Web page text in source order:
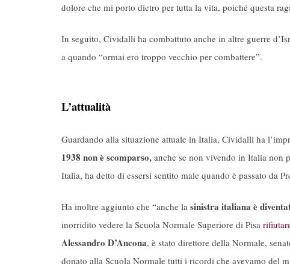
dolore che mi porto dietro per tutta la vita, poiché questa
In seguito, Cividalli ha combattuto anche in altre guerre
a quando “ormai ero troppo vecchio per combattere”.
L’attualità
Guardando alla situazione attuale in Italia, Cividalli ha
1938 non è scomparso, anche se non vivendo in Italia non
Italia, ha detto di essersi sentito male quando è passato da
Ha inoltre aggiunto che “anche la sinistra italiana è
inorridito vedere la Scuola Normale Superiore di Pisa
Alessandro D’Ancona, è stato direttore della Normale,
donato alla Scuola Normale tutti i ricordi che avevamo del